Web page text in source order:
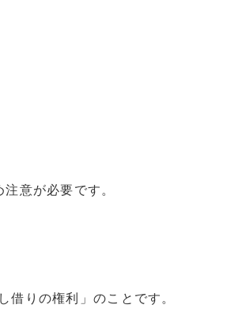
意が必要です。
借りの権利」のことです。